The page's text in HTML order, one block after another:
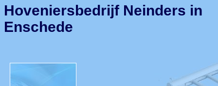
Hoveniersbedrijf Neinders in
Enschede